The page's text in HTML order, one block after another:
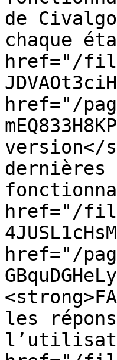
de
chaque
href="/
href="/
version</
href="/
href="/
les